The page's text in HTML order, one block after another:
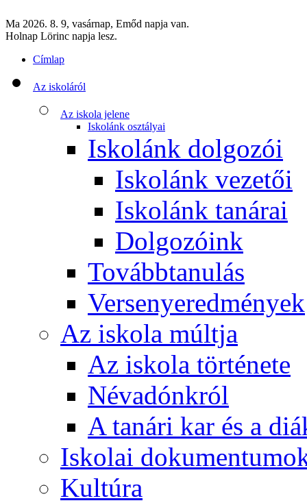
Ma 2026. 8. 9, vasárnap, Emőd napja van.
Holnap Lörinc napja lesz.
Címlap
Az iskoláról
Az iskola jelene
Iskolánk osztályai
Iskolánk dolgozói
Iskolánk vezetői
Iskolánk tanárai
Dolgozóink
Továbbtanulás
Versenyeredmények
Az iskola múltja
Az iskola története
Névadónkról
A tanári kar és a
Iskolai
Kultúra